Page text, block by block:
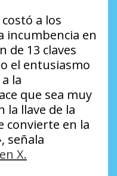
a los
incumbencia en
de 13 claves
el entusiasmo
la
que sea muy
la llave de la
convierte en la
señala
X.